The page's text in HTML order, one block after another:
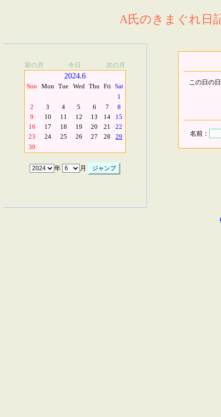
A氏のきまぐれ日
前の月 今日 次の月
2024.6
Sun Mon Tue Wed Thu Fri Sat
1
2
3 4 5 6 7
8
9
10 11 12 13 14
15
16
17 18 19 20 21
22
23
24 25 26 27 28
29
30
年 月
この日の
名前：